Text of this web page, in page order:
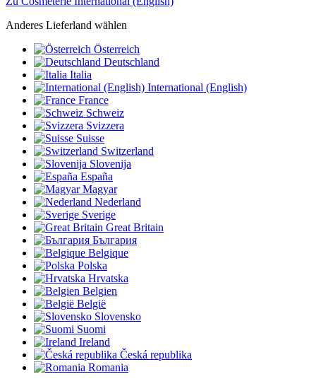
Anderes Lieferland wählen
Österreich
Deutschland
Italia
International (English)
France
Schweiz
Svizzera
Suisse
Switzerland
Slovenija
España
Magyar
Nederland
Sverige
Great Britain
България
Belgique
Polska
Hrvatska
Belgien
België
Slovensko
Suomi
Ireland
Česká republika
Romania